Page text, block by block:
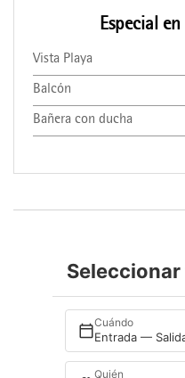
Especial
Vista Playa
Balcón
Bañera con ducha
Cuándo
Entrada —
Quién